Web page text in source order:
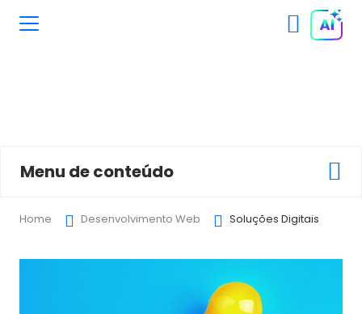
Home Desenvolvimento Web Soluções Digitais
Menu de conteúdo